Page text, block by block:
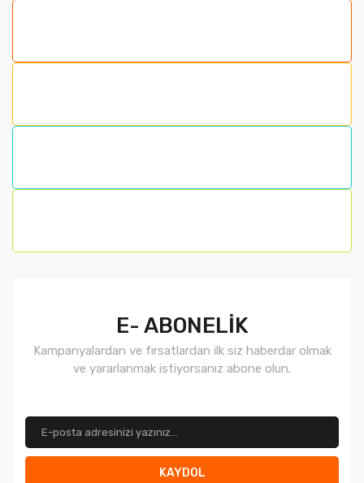
E- ABONELİK
Kampanyalardan ve fırsatlardan ilk siz haberdar olmak
ve yararlanmak istiyorsanız abone olun.
KAYDOL